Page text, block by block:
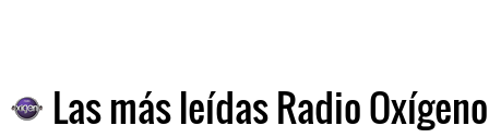
Las más leídas Radio Oxígeno